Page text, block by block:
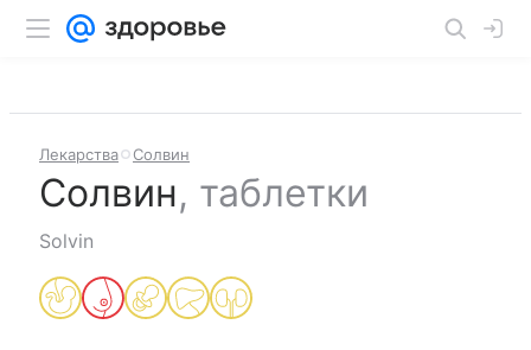
Лекарства Солвин
Солвин, таблетки
Solvin